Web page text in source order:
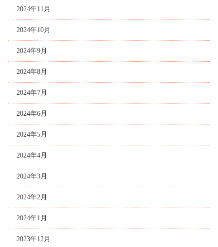
2024年11月
2024年10月
2024年9月
2024年8月
2024年7月
2024年6月
2024年5月
2024年4月
2024年3月
2024年2月
2024年1月
2023年12月